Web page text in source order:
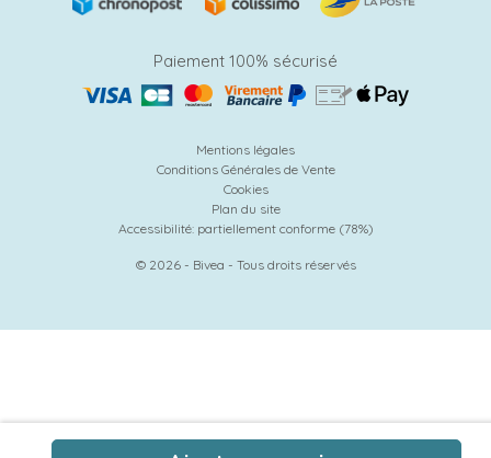
Paiement 100% sécurisé
Mentions légales
Conditions Générales de Vente
Cookies
Plan du site
Accessibilité: partiellement conforme (78%)
© 2026 - Bivea - Tous droits réservés